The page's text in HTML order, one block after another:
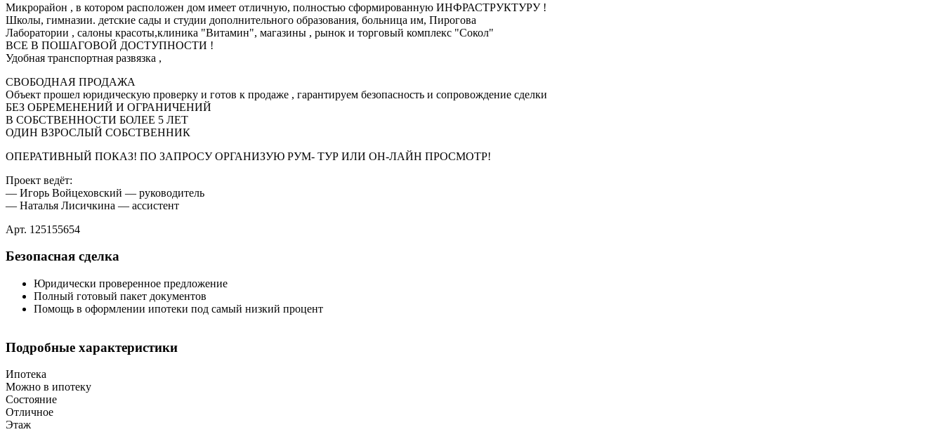
Микрорайон , в котором расположен дом имеет отличную, полностью сформированную ИНФРАСТРУКТУРУ !
Школы, гимназии. детские сады и студии дополнительного образования, больница им, Пирогова
Лаборатории , салоны красоты,клиника "Витамин", магазины , рынок и торговый комплекс "Сокол"
ВСЕ В ПОШАГОВОЙ ДОСТУПНОСТИ !
Удобная транспортная развязка ,
СВОБОДНАЯ ПРОДАЖА
Объект прошел юридическую проверку и готов к продаже , гарантируем безопасность и сопровождение сделки
БЕЗ ОБРЕМЕНЕНИЙ И ОГРАНИЧЕНИЙ
В СОБСТВЕННОСТИ БОЛЕЕ 5 ЛЕТ
ОДИН ВЗРОСЛЫЙ СОБСТВЕННИК
ОПЕРАТИВНЫЙ ПОКАЗ! ПО ЗАПРОСУ ОРГАНИЗУЮ РУМ- ТУР ИЛИ ОН-ЛАЙН ПРОСМОТР!
Проект ведёт:
— Игорь Войцеховский — руководитель
— Наталья Лисичкина — ассистент
Арт. 125155654
Безопасная сделка
Юридически проверенное предложение
Полный готовый пакет документов
Помощь в оформлении ипотеки под самый низкий процент
Подробные характеристики
Ипотека
Можно в ипотеку
Состояние
Отличное
Этаж